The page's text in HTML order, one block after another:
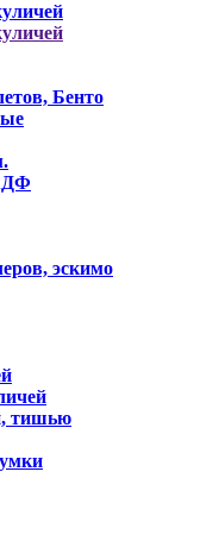
Бенто
эскимо
тишью